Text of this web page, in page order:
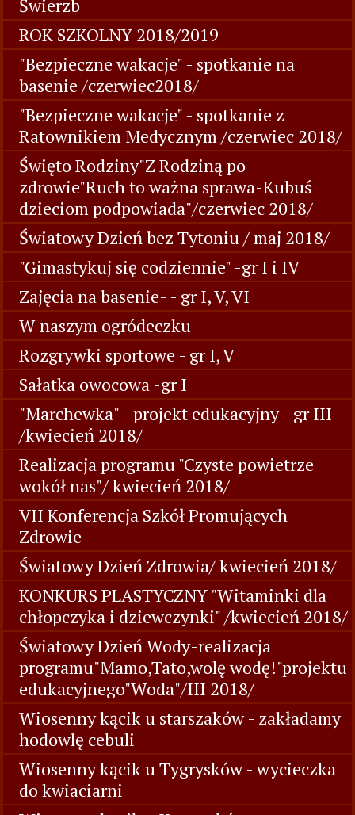
Świerzb
ROK SZKOLNY 2018/2019
"Bezpieczne wakacje" - spotkanie na
basenie /czerwiec2018/
"Bezpieczne wakacje" - spotkanie z
Ratownikiem Medycznym /czerwiec 2018/
Święto Rodziny"Z Rodziną po
zdrowie"Ruch to ważna sprawa-Kubuś
dzieciom podpowiada"/czerwiec 2018/
Światowy Dzień bez Tytoniu / maj 2018/
"Gimastykuj się codziennie" -gr I i IV
Zajęcia na basenie- - gr I, V, VI
W naszym ogródeczku
Rozgrywki sportowe - gr I, V
Sałatka owocowa -gr I
"Marchewka" - projekt edukacyjny - gr III
/kwiecień 2018/
Realizacja programu "Czyste powietrze
wokół nas"/ kwiecień 2018/
VII Konferencja Szkół Promujących
Zdrowie
Światowy Dzień Zdrowia/ kwiecień 2018/
KONKURS PLASTYCZNY "Witaminki dla
chłopczyka i dziewczynki" /kwiecień 2018/
Światowy Dzień Wody-realizacja
programu"Mamo,Tato,wolę wodę!"projektu
edukacyjnego"Woda"/III 2018/
Wiosenny kącik u starszaków - zakładamy
hodowlę cebuli
Wiosenny kącik u Tygrysków - wycieczka
do kwiaciarni